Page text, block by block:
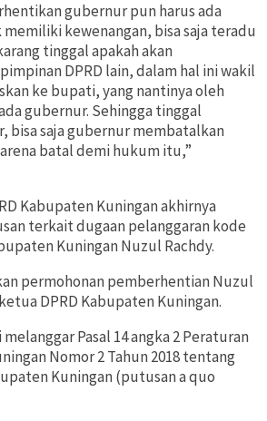
gubernur pun harus ada
memiliki kewenangan, bisa saja teradu
tinggal apakah akan
DPRD lain, dalam hal ini wakil
ke bupati, yang nantinya oleh
gubernur. Sehingga tinggal
bisa saja gubernur membatalkan
batal demi hukum itu,”
Kabupaten Kuningan akhirnya
terkait dugaan pelanggaran kode
Kuningan Nuzul Rachdy.
permohonan pemberhentian Nuzul
DPRD Kabupaten Kuningan.
Pasal 14 angka 2 Peraturan
Nomor 2 Tahun 2018 tentang
Kuningan (putusan a quo